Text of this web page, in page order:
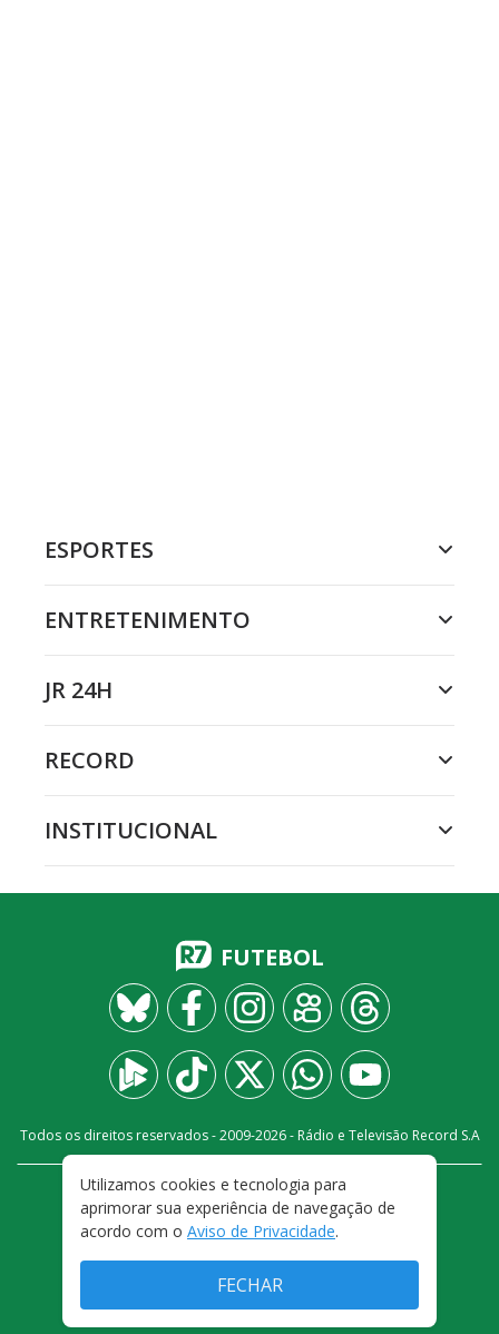
ESPORTES
ENTRETENIMENTO
JR 24H
RECORD
INSTITUCIONAL
FUTEBOL
Todos os direitos reservados - 2009-2026- Rádio e Televisão Record S.A
FALE CONOSCO
PRIVACIDADE
TERMOS E CONDIÇÕES DE USO
Utilizamos cookies e tecnologia para
aprimorar sua experiência de navegação de
acordo com o Aviso de Privacidade.
FECHAR